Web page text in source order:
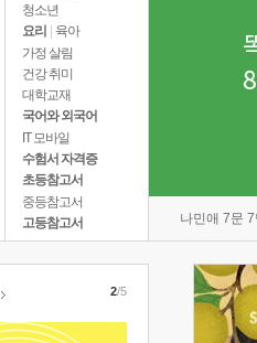
청소년
요리
육아
가정 살림
건강 취미
대학교재
국어와 외국어
IT 모바일
수험서 자격증
초등참고서
중등참고서
고등참고서
나민애 7문
2/5